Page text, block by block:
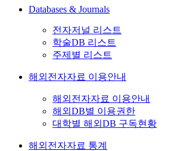
Databases & Journals
전자저널 리스트
학술DB 리스트
주제별 리스트
해외전자자료 이용안내
해외전자자료 이용안내
해외DB별 이용권한
대학별 해외DB 구독현황
해외전자자료 통계